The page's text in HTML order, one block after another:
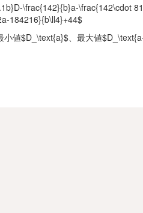
\frac{142}{b}a-\frac{142\cdot
184216}{b\ll4}+44$
値$D_\text{a}$、最大値